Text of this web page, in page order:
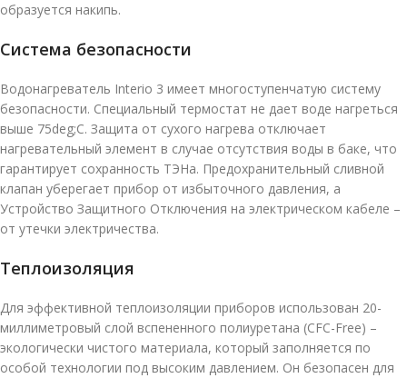
образуется накипь.
Система безопасности
Водонагреватель Interio 3 имеет многоступенчатую систему
безопасности. Специальный термостат не дает воде нагреться
выше 75deg;C. Защита от сухого нагрева отключает
нагревательный элемент в случае отсутствия воды в баке, что
гарантирует сохранность ТЭНа. Предохранительный сливной
клапан уберегает прибор от избыточного давления, а
Устройство Защитного Отключения на электрическом кабеле –
от утечки электричества.
Теплоизоляция
Для эффективной теплоизоляции приборов использован 20-
миллиметровый слой вспененного полиуретана (CFC-Free) –
экологически чистого материала, который заполняется по
особой технологии под высоким давлением. Он безопасен для